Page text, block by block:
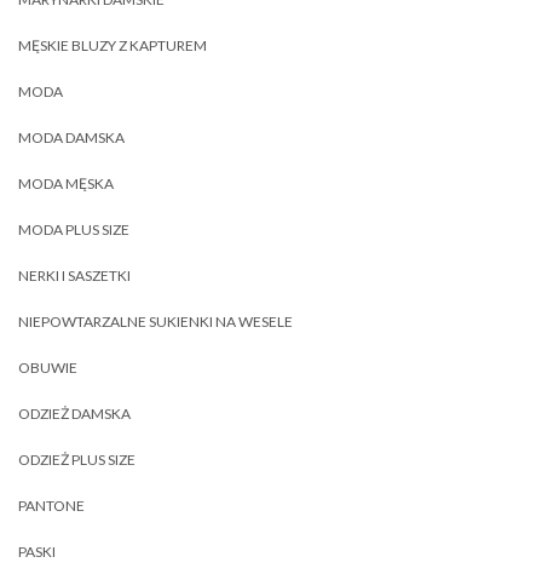
MĘSKIE BLUZY Z KAPTUREM
MODA
MODA DAMSKA
MODA MĘSKA
MODA PLUS SIZE
NERKI I SASZETKI
NIEPOWTARZALNE SUKIENKI NA WESELE
OBUWIE
ODZIEŻ DAMSKA
ODZIEŻ PLUS SIZE
PANTONE
PASKI